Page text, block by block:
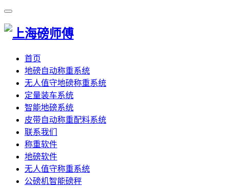
首页
地磅自动称重系统
无人值守地磅称重系统
定量装车系统
智能地磅系统
皮带自动称重配料系统
联系我们
称重软件
地磅软件
无人值守称重系统
公磅机智能磅秤